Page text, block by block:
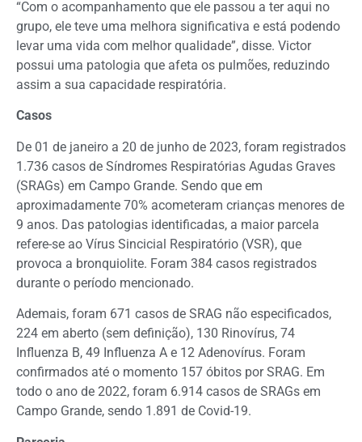
“Com o acompanhamento que ele passou a ter aqui no
grupo, ele teve uma melhora significativa e está podendo
levar uma vida com melhor qualidade”, disse. Victor
possui uma patologia que afeta os pulmões, reduzindo
assim a sua capacidade respiratória.
Casos
De 01 de janeiro a 20 de junho de 2023, foram registrados
1.736 casos de Síndromes Respiratórias Agudas Graves
(SRAGs) em Campo Grande. Sendo que em
aproximadamente 70% acometeram crianças menores de
9 anos. Das patologias identificadas, a maior parcela
refere-se ao Vírus Sincicial Respiratório (VSR), que
provoca a bronquiolite. Foram 384 casos registrados
durante o período mencionado.
Ademais, foram 671 casos de SRAG não especificados,
224 em aberto (sem definição), 130 Rinovírus, 74
Influenza B, 49 Influenza A e 12 Adenovírus. Foram
confirmados até o momento 157 óbitos por SRAG. Em
todo o ano de 2022, foram 6.914 casos de SRAGs em
Campo Grande, sendo 1.891 de Covid-19.